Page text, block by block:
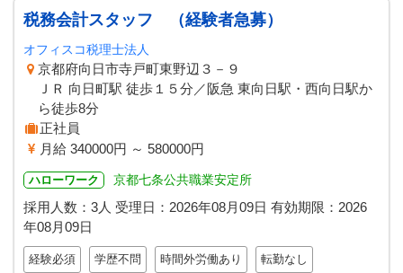
税務会計スタッフ （経験者急募）
オフィスコ税理士法人
京都府向日市寺戸町東野辺３－９
ＪＲ 向日町駅 徒歩１５分／阪急 東向日駅・西向日駅か
ら徒歩8分
正社員
月給 340000円 ～ 580000円
ハローワーク 京都七条公共職業安定所
採用人数：3人 受理日： 2026年08月09日 有効期限： 2026
年08月09日
経験必須 学歴不問 時間外労働あり 転勤なし